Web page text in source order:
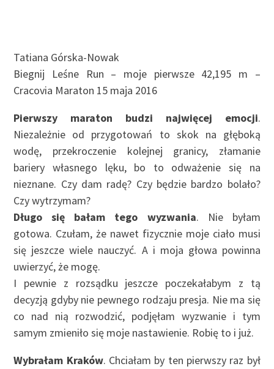
Tatiana Górska-Nowak
Biegnij Leśne Run – moje pierwsze 42,195 m –
Cracovia Maraton 15 maja 2016
Pierwszy maraton budzi najwięcej emocji.
Niezależnie od przygotowań to skok na głęboką
wodę, przekroczenie kolejnej granicy, złamanie
bariery własnego lęku, bo to odważenie się na
nieznane. Czy dam radę? Czy będzie bardzo bolało?
Czy wytrzymam?
Długo się bałam tego wyzwania. Nie byłam
gotowa. Czułam, że nawet fizycznie moje ciało musi
się jeszcze wiele nauczyć. A i moja głowa powinna
uwierzyć, że mogę.
I pewnie z rozsądku jeszcze poczekałabym z tą
decyzją gdyby nie pewnego rodzaju presja. Nie ma się
co nad nią rozwodzić, podjęłam wyzwanie i tym
samym zmieniło się moje nastawienie. Robię to i już.
Wybrałam Kraków. Chciałam by ten pierwszy raz był